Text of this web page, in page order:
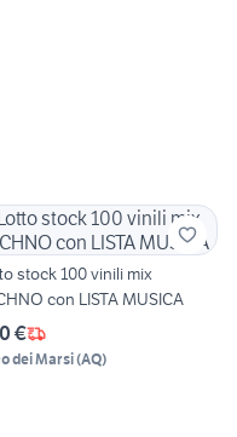
stock 100 vinili mix
con LISTA MUSICA
€
dei Marsi(AQ)